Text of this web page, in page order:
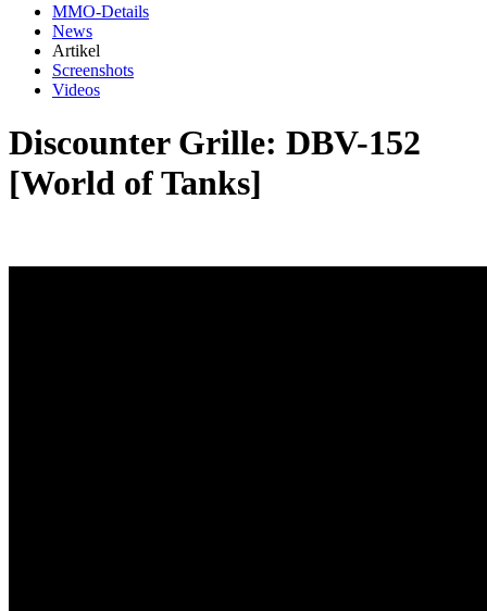
MMO-Details
News
Artikel
Screenshots
Videos
Discounter Grille: DBV-152
[World of Tanks]